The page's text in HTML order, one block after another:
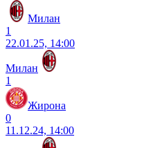
Милан
1
22.01.25, 14:00
Милан
1
Жирона
0
11.12.24, 14:00